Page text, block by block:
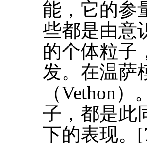
能，它的参
些都是由意
的个体粒子
发。在温萨
（Vethon
子，都是此
下的表现。